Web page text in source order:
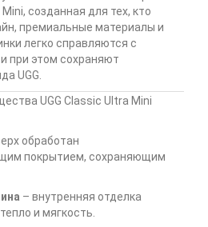
созданная для тех, кто
премиальные материалы и
легко справляются с
при этом сохраняют
UGG.
UGG Classic Ultra Mini
обработан
покрытием, сохраняющим
– внутренняя отделка
и мягкость.